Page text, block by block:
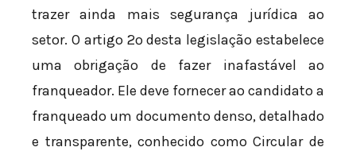
trazer ainda mais segurança jurídica ao
setor. O artigo 2º desta legislação estabelece
uma obrigação de fazer inafastável ao
franqueador. Ele deve fornecer ao candidato a
franqueado um documento denso, detalhado
e transparente, conhecido como Circular de